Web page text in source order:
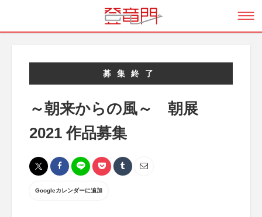
募集終了
～朝来からの風～ 朝展
2021 作品募集
Googleカレンダーに追加